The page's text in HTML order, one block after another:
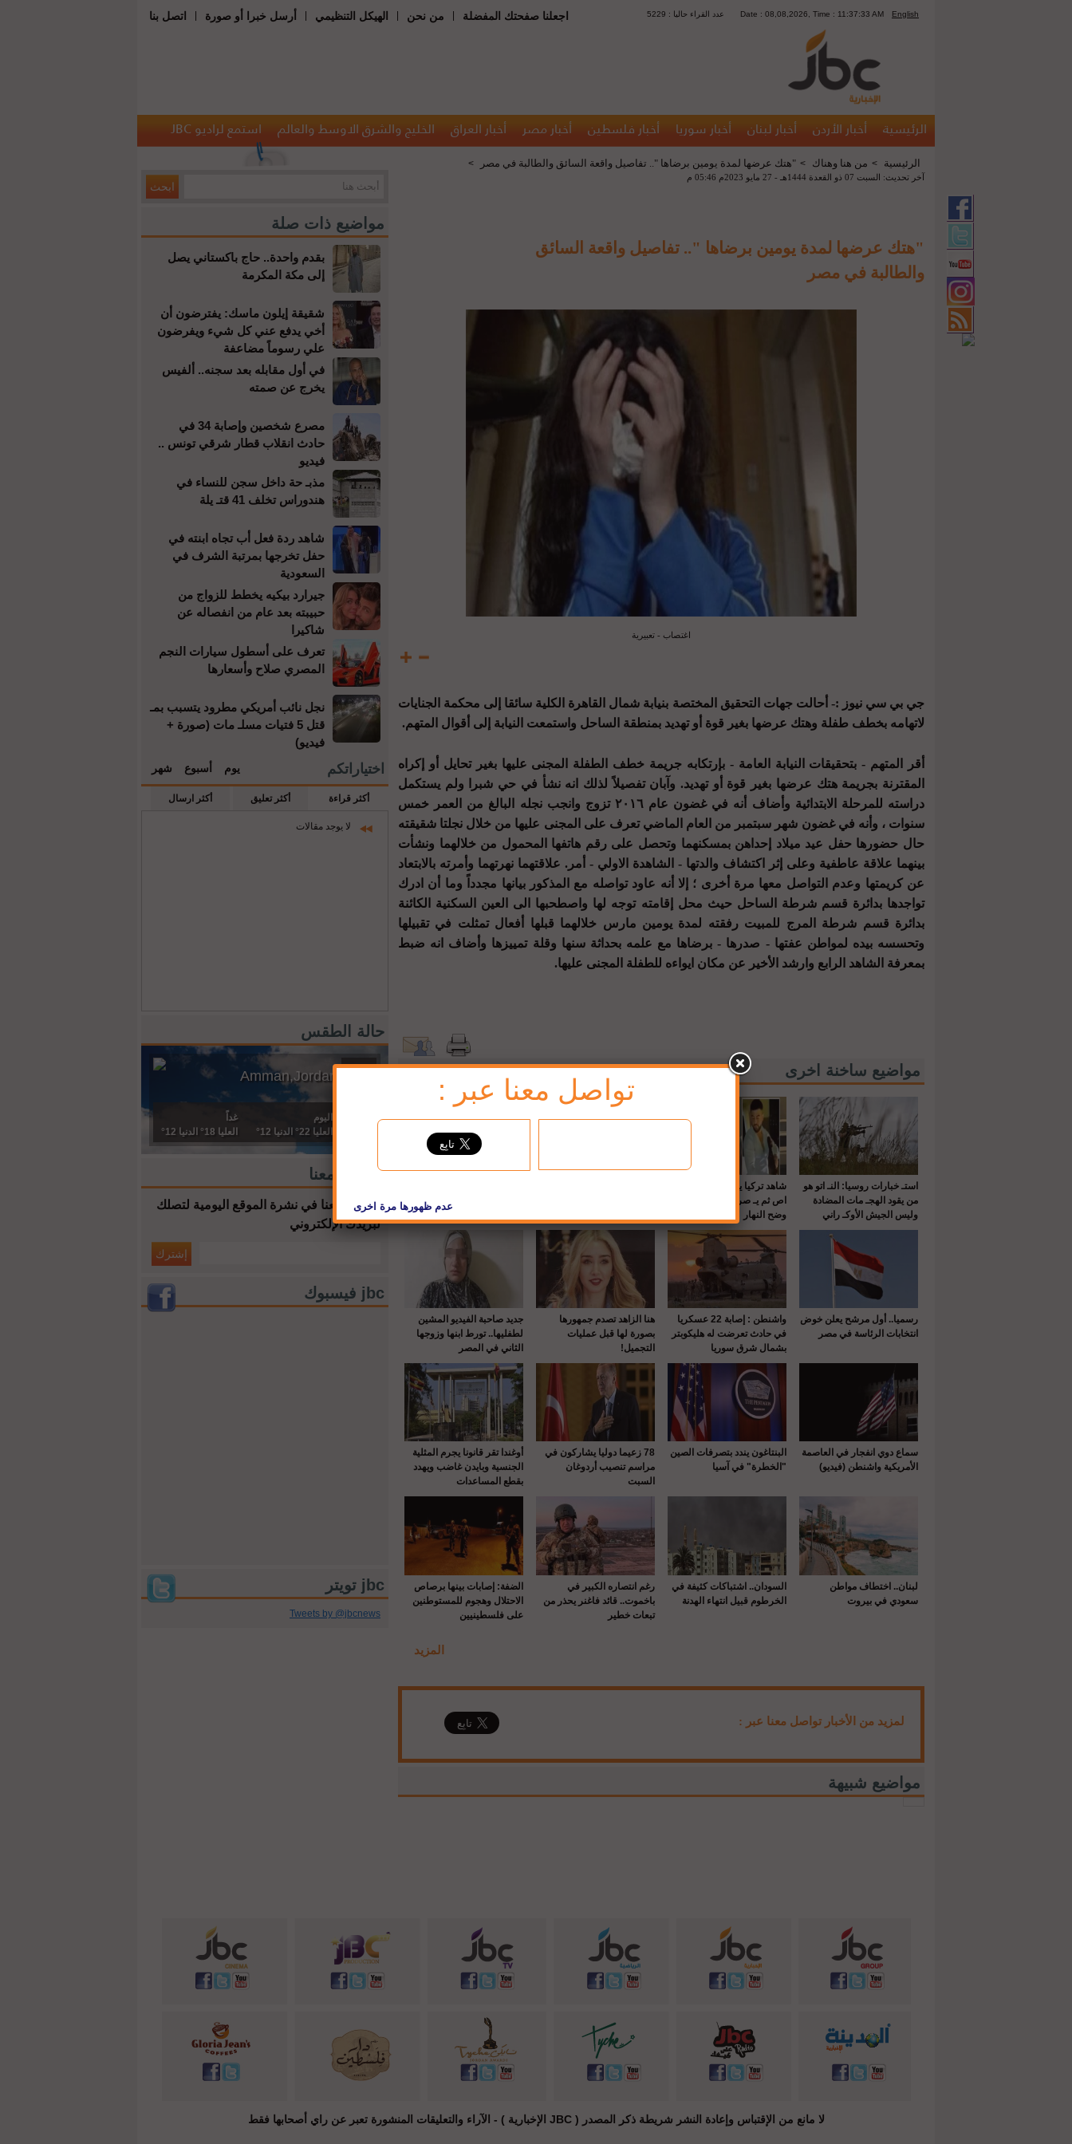
اجعلنا صفحتك المفضلة من نحن الهيكل التنظيمي أرسل خبرا أو صورة اتصل بنا English
Date : 08,08,2026, Time : 11:37:33 AM 5229 : عدد القراء حاليا
الرئيسية أخبار الأردن أخبار لبنان أخبار سوريا أخبار فلسطين أخبار مصر أخبار العراق الخليج والشرق الاوسط والعالم استمع لراديو JBC
مواضيع ذات صلة
بقدم واحدة.. حاج باكستاني يصل
إلى مكة المكرمة
شقيقة إيلون ماسك: يفترضون أن
أخي يدفع عني كل شيء ويفرضون
علي رسوماً مضاعفة
في أول مقابله بعد سجنه.. ألفيس
يخرج عن صمته
مصرع شخصين وإصابة 34 في
حادث انقلاب قطار شرقي تونس ..
فيديو
مذبـ حة داخل سجن للنساء في
هندوراس تخلف 41 قتـ يلة
شاهد ردة فعل أب تجاه ابنته في
حفل تخرجها بمرتبة الشرف في
السعودية
جيرارد بيكيه يخطط للزواج من
حبيبته بعد عام من انفصاله عن
شاكيرا
تعرف على أسطول سيارات النجم
المصري صلاح وأسعارها
نجل نائب أمريكي مطرود يتسبب بمـ
قتل 5 فتيات مسلـ مات (صورة +
فيديو)
اختياراتكم يوم أسبوع شهر
أكثر قراءة أكثر تعليق أكثر ارسال
لا يوجد مقالات
حالة الطقس
Amman,Jordan
اليوم
العليا 22° الدنيا 12°
غداً
العليا 18° الدنيا 12°
إشترك معنا
إشترك معنا في نشرة الموقع اليومية لتصلك
لبريدك الإلكتروني
jbc فيسبوك
jbc تويتر
Tweets by @jbcnews
الرئيسية > من هنا وهناك > "هتك عرضها لمدة يومين برضاها ".. تفاصيل واقعة السائق والطالبة في مصر >
آخر تحديث: السبت 07 ذو القعدة 1444هـ - 27 مايو 2023م 05:46 م
"هتك عرضها لمدة يومين برضاها ".. تفاصيل واقعة السائق
والطالبة في مصر
اغتصاب - تعبيرية
جي بي سي نيوز :- أحالت جهات التحقيق المختصة بنيابة شمال القاهرة الكلية سائقا إلى محكمة الجنايات
لاتهامه بخطف طفلة وهتك عرضها بغير قوة أو تهديد بمنطقة الساحل واستمعت النيابة إلى أقوال المتهم.
أقر المتهم - بتحقيقات النيابة العامة - بإرتكابه جريمة خطف الطفلة المجنى عليها بغير تحايل أو إكراه
المقترنة بجريمة هتك عرضها بغير قوة أو تهديد. وآبان تفصيلاً لذلك انه نشأ في حي شبرا ولم يستكمل
دراسته للمرحلة الابتدائية وأضاف أنه في غضون عام ٢٠١٦ تزوج وانجب نجله البالغ من العمر خمس
سنوات ، وأنه في غضون شهر سبتمبر من العام الماضي تعرف على المجنى عليها من خلال نجلتا شقيقته
حال حضورها حفل عيد ميلاد إحداهن بمسكنهما وتحصل على رقم هاتفها المحمول من خلالهما ونشأت
بينهما علاقة عاطفية وعلى إثر اكتشاف والدتها - الشاهدة الاولي - أمر. علاقتهما نهرتهما وأمرته بالابتعاد
عن كريمتها وعدم التواصل معها مرة أخرى ؛ إلا أنه عاود تواصله مع المذكور بيانها مجدداً وما أن ادرك
تواجدها بدائرة قسم شرطة الساحل حيث محل إقامته توجه لها واصطحبها الى العين السكنية الكائنة
بدائرة قسم شرطة المرج للمبيت رفقته لمدة يومين مارس خلالهما قبلها أفعال تمثلت في تقبيلها
وتحسسه بيده لمواطن عفتها - صدرها - برضاها مع علمه بحداثة سنها وقلة تمييزها وأضاف انه ضبط
بمعرفة الشاهد الرابع وارشد الأخير عن مكان ايواءه للطفلة المجنى عليها.
مواضيع ساخنة اخرى
استـ خبارات روسيا: النـ اتو هو
من يقود الهجـ مات المضادة
وليس الجيش الأوكـ راني
شاهد تركيا يقـ تل حماه بالرصـ
اص ثم يـ صرع طليقته في
وضح النهار
رسميا.. أول مرشح يعلن خوض
انتخابات الرئاسة في مصر
واشنطن : إصابة 22 عسكريا
في حادث تعرضت له هليكوبتر
بشمال شرق سوريا
هنا الزاهد تصدم جمهورها
بصورة لها قبل عمليات
التجميل!
جديد صاحبة الفيديو المشين
لطفليها.. تورط ابنها وزوجها
الثاني في المصر
سماع دوي انفجار في العاصمة
الأمريكية واشنطن (فيديو)
البنتاغون يندد بتصرفات الصين
"الخطرة" في آسيا
78 زعيما دوليا يشاركون في
مراسم تنصيب أردوغان
السبت
أوغندا تقر قانونا يجرم المثلية
الجنسية وبايدن غاضب ويهدد
بقطع المساعدات
لبنان.. اختطاف مواطن
سعودي في بيروت
السودان.. اشتباكات كثيفة في
الخرطوم قبيل انتهاء الهدنة
رغم انتصاره الكبير في
باخموت.. قائد فاغنر يحذر من
تبعات خطير
الضفة: إصابات بينها برصاص
الاحتلال وهجوم للمستوطنين
على فلسطينيين
المزيد
لمزيد من الأخبار تواصل معنا عبر :
مواضيع شبيهة
لا مانع من الإقتباس وإعادة النشر شريطة ذكر المصدر ( JBC الإخبارية ) - الآراء والتعليقات المنشورة تعبر عن راي أصحابها فقط
تواصل معنا عبر :